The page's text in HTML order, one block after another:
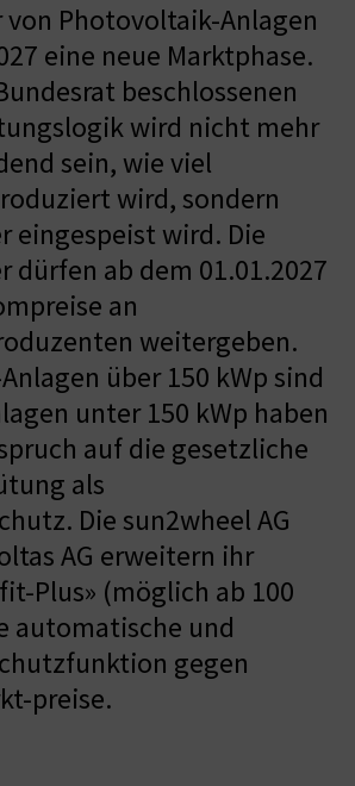
von Photovoltaik-Anlagen
eine neue Marktphase.
beschlossenen
wird nicht mehr
sein, wie viel
wird, sondern
eingespeist wird. Die
dürfen ab dem 01.01.2027
an
weitergeben.
über 150 kWp sind
unter 150 kWp haben
auf die gesetzliche
als
Die sun2wheel AG
AG erweitern ihr
Plus» (möglich ab 100
automatische und
gegen
preise.